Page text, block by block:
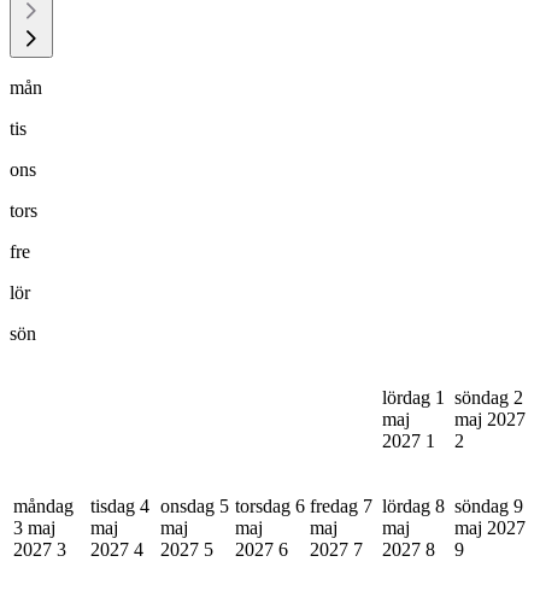
mån
tis
ons
tors
fre
lör
sön
lördag 1
maj
2027 1
söndag 2
maj 2027
2
måndag
3 maj
2027 3
tisdag 4
maj
2027 4
onsdag 5
maj
2027 5
torsdag 6
maj
2027 6
fredag 7
maj
2027 7
lördag 8
maj
2027 8
söndag 9
maj 2027
9